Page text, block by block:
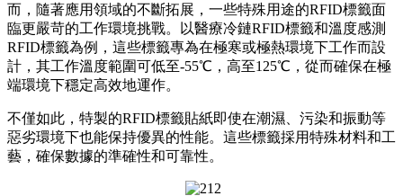
而，隨著應用領域的不斷拓展，一些特殊用途的RFID標籤面
臨更嚴苛的工作環境挑戰。以醫療冷鏈RFID標籤和溫度感測
RFID標籤為例，這些標籤專為在極寒或極熱環境下工作而設
計，其工作溫度範圍可低至-55℃，高至125℃，從而確保在極
端環境下穩定高效地運作。
不僅如此，特製的RFID標籤貼紙即使在潮濕、污染和振動等
惡劣環境下也能保持優異的性能。這些標籤採用特殊材料和工
藝，確保數據的準確性和可靠性。